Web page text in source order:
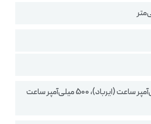
ظرفیت: 55 میلی‌آمپر ساعت (ایرباد)، 500 میلی‌آمپر ساعت